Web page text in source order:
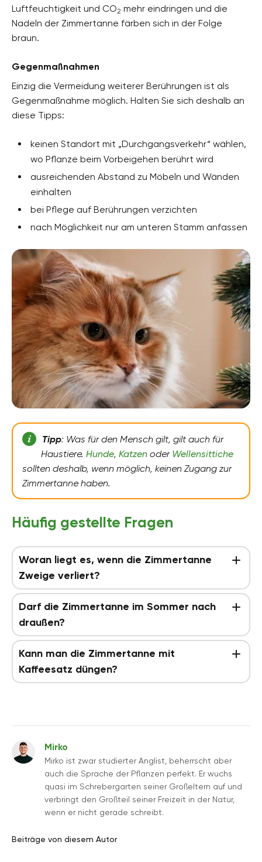
Luftfeuchtigkeit und CO2 mehr eindringen und die
Nadeln der Zimmertanne färben sich in der Folge
braun.
Gegenmaßnahmen
Einzig die Vermeidung weiterer Berührungen ist als
Gegenmaßnahme möglich. Halten Sie sich deshalb an
diese Tipps:
keinen Standort mit „Durchgangsverkehr“ wählen,
wo Pflanze beim Vorbeigehen berührt wird
ausreichenden Abstand zu Möbeln und Wänden
einhalten
bei Pflege auf Berührungen verzichten
nach Möglichkeit nur am unteren Stamm anfassen
Tipp: Was für den Mensch gilt, gilt auch für
Haustiere. Hunde, Katzenoder Wellensittiche
sollten deshalb, wenn möglich, keinen Zugang zur
Zimmertanne haben.
Häufig gestellte Fragen
Woran liegt es, wenn die Zimmertanne
Zweige verliert?
Darf die Zimmertanne im Sommer nach
draußen?
Kann man die Zimmertanne mit
Kaffeesatz düngen?
Mirko
Mirko ist zwar studierter Anglist, beherrscht aber
auch die Sprache der Pflanzen perfekt. Er wuchs
quasi im Schrebergarten seiner Großeltern auf und
verbringt den Großteil seiner Freizeit in der Natur,
wenn er nicht gerade schreibt.
Beiträge von diesem Autor